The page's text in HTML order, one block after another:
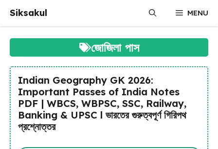
content
Siksakul MENU
জোজিলা পাস
Indian Geography GK 2026:
Important Passes of India Notes
PDF | WBCS, WBPSC, SSC, Railway,
Banking & UPSC l ভারতের গুরুত্বপূর্ণ গিরিপথ
প্রশ্নোত্তর